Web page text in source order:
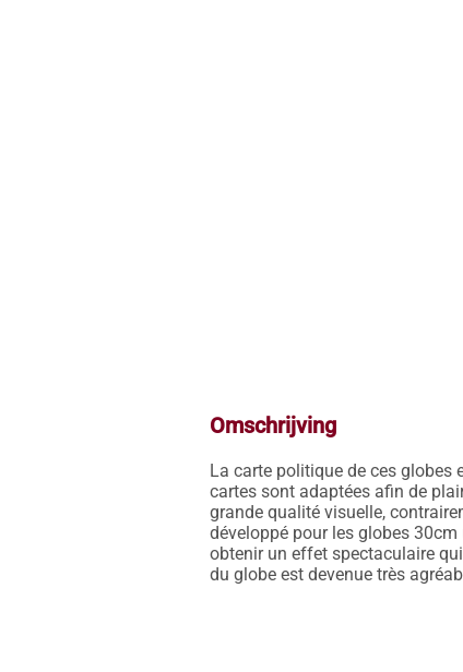
Omschrijving
La carte politique de ces globes
cartes sont adaptées afin de
grande qualité visuelle,
développé pour les globes
obtenir un effet spectaculaire
du globe est devenue très